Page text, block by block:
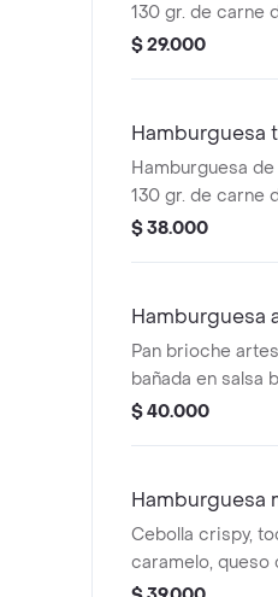
130 gr. de carne
cama de cebolla
$ 29.000
Hamburguesa
Hamburguesa
130 gr. de carne
queso colby-jack,
$ 38.000
Hamburguesa
Pan brioche
bañada en salsa
colby-jack,
$ 40.000
Hamburguesa
Cebolla crispy,
caramelo, queso
mozzarella,